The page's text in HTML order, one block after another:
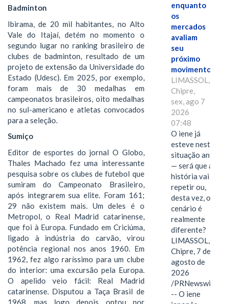
Badminton
Ibirama, de 20 mil habitantes, no Alto
Vale do Itajaí, detém no momento o
segundo lugar no ranking brasileiro de
clubes de badminton, resultado de um
projeto de extensão da Universidade do
Estado (Udesc). Em 2025, por exemplo,
foram mais de 30 medalhas em
campeonatos brasileiros, oito medalhas
no sul-americano e atletas convocados
para a seleção.
Sumiço
Editor de esportes do jornal O Globo,
Thales Machado fez uma interessante
pesquisa sobre os clubes de futebol que
sumiram do Campeonato Brasileiro,
após integrarem sua elite. Foram 161;
29 não existem mais. Um deles é o
Metropol, o Real Madrid catarinense,
que foi à Europa. Fundado em Criciúma,
ligado à indústria do carvão, virou
potência regional nos anos 1960. Em
1962, fez algo raríssimo para um clube
do interior: uma excursão pela Europa.
O apelido veio fácil: Real Madrid
catarinense. Disputou a Taça Brasil de
1968, mas logo depois optou por
enquanto
os
mercados
avaliam
seu
próximo
movimento.
LIMASSOL,
Chipre,
sex, ago 7
2026
07:48
O iene já
esteve nesta
situação antes
— será que a
história vai se
repetir ou,
desta vez, o
cenário é
realmente
diferente?
LIMASSOL,
Chipre, 7 de
agosto de
2026
/PRNewswire/
-- O iene